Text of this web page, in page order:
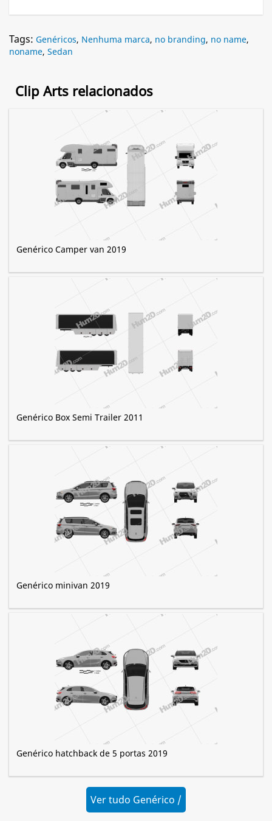
Tags: Genéricos, Nenhuma marca, no branding, no name,
noname, Sedan
Clip Arts relacionados
Genérico Camper van 2019
Genérico Box Semi Trailer 2011
Genérico minivan 2019
Genérico hatchback de 5 portas 2019
Ver tudo Genérico /